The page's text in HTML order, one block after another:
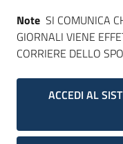
Note SI COMUNICA
GIORNALI VIENE
CORRIERE DELLO
ACCEDI AL